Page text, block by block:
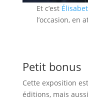
Et c’est
l’occasion, en
Petit bonus
Cette exposition
éditions, mais